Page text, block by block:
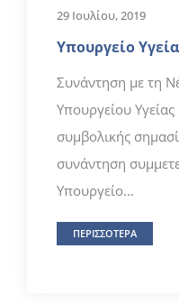
29 Ιουλίου, 2019
Υπουργείο
Συνάντηση με τη
Υπουργείου
συμβολικής
συνάντηση
Υπουργείο...
ΠΕΡΙΣΣΟΤΕΡΑ